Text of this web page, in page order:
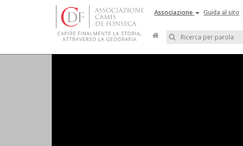
Associazione Guida al sito